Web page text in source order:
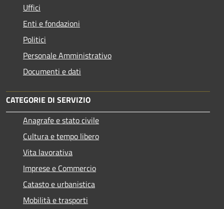
Uffici
Enti e fondazioni
Politici
Personale Amministrativo
Documenti e dati
CATEGORIE DI SERVIZIO
Anagrafe e stato civile
Cultura e tempo libero
Vita lavorativa
Imprese e Commercio
Catasto e urbanistica
Mobilità e trasporti